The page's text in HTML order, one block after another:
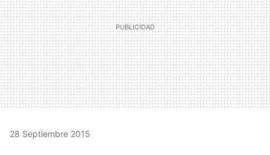
28 Septiembre 2015